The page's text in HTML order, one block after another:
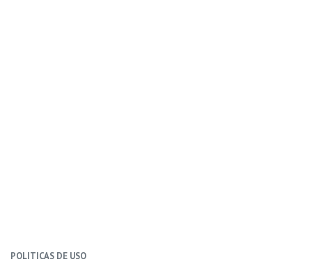
POLITICAS DE USO